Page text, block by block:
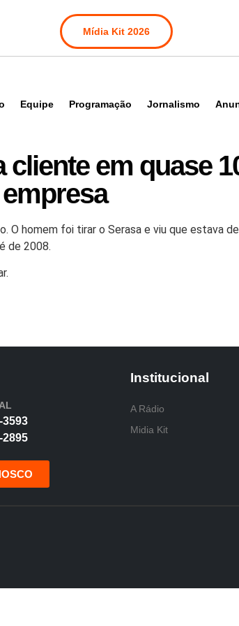
Mídia Kit 2026
Equipe Programação Jornalismo
cliente em quase
homem foi tirar o Serasa e viu que estava
de 2008.
3593
2895
Institucional
A Rádio
Midia Kit